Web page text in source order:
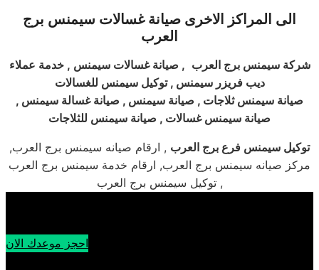
الى المراكز الاخرى صيانة غسالات سيمنس برج
العرب
شركة سيمنس برج العرب , صيانة غسالات سيمنس , خدمة عملاء
ديب فريزر سيمنس , توكيل سيمنس للغسالات
صيانة سيمنس ثلاجات , صيانة سيمنس , صيانة غسالة سيمنس ,
صيانة سيمنس غسالات , صيانة سيمنس للثلاجات
توكيل سيمنس فرع برج العرب , ارقام صيانه سيمنس برج العرب,
مركز صيانه سيمنس برج العرب, ارقام خدمة سيمنس برج العرب
, توكيل سيمنس برج العرب
احجز موعدك الان